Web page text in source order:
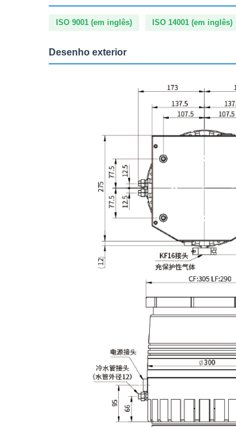
ISO 9001 (em inglês) ISO 14001 (em inglês)
Desenho exterior